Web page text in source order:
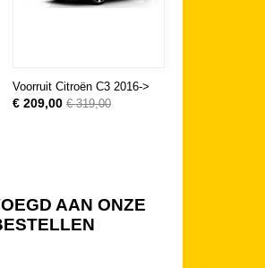
Voorruit Citroën C3 2016->
€ 209,00 € 319,00
AAN ONZE